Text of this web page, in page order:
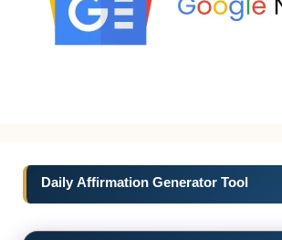
Daily Affirmation Generator Tool